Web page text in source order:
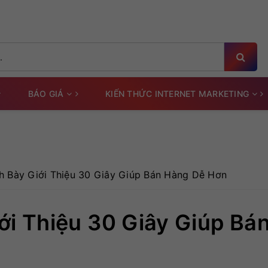
BÁO GIÁ KIẾN THỨC INTERNET MARKETING
Bày Giới Thiệu 30 Giây Giúp Bán Hàng Dễ Hơn
Thiệu 30 Giây Giúp